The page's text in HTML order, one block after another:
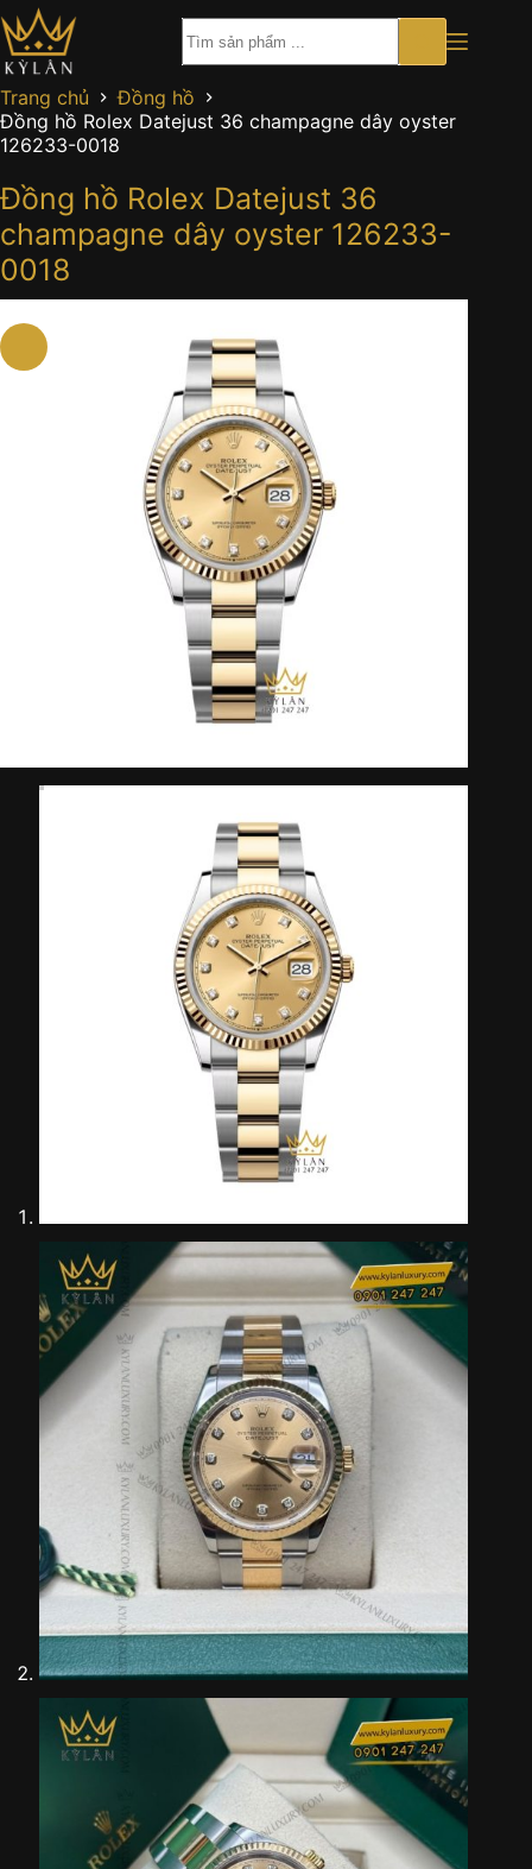
Chuyển
đến
phần
nội
dung
Trang chủ
Đồng hồ
Đồng hồ Rolex Datejust 36 champagne dây oyster
126233-0018
Đồng hồ Rolex Datejust 36
champagne dây oyster 126233-
0018